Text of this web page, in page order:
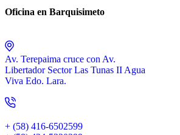
Oficina en Barquisimeto
Av. Terepaima cruce con Av.
Libertador Sector Las Tunas II Agua
Viva Edo. Lara.
+ (58) 416-6502599